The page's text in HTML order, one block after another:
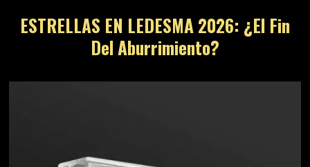
ESTRELLAS EN LEDESMA 2026: ¿El Fin
Del Aburrimiento?